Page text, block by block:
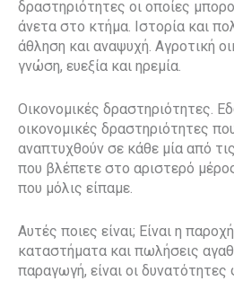
δραστηριότητες οι οποίες
άνετα στο κτήμα. Ιστορία και
άθληση και αναψυχή. Αγροτική
γνώση, ευεξία και ηρεμία.
Οικονομικές δραστηριότητες.
οικονομικές δραστηριότητες
αναπτυχθούν σε κάθε μία από
που βλέπετε στο αριστερό
που μόλις είπαμε.
Αυτές ποιες είναι; Είναι η
καταστήματα και πωλήσεις
παραγωγή, είναι οι δυνατότητες